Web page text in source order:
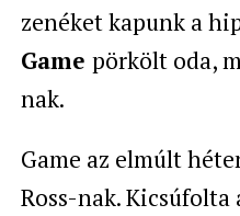
zenéket kapunk a
Game pörkölt oda,
nak.
Game az elmúlt
Ross-nak. Kicsúfolta